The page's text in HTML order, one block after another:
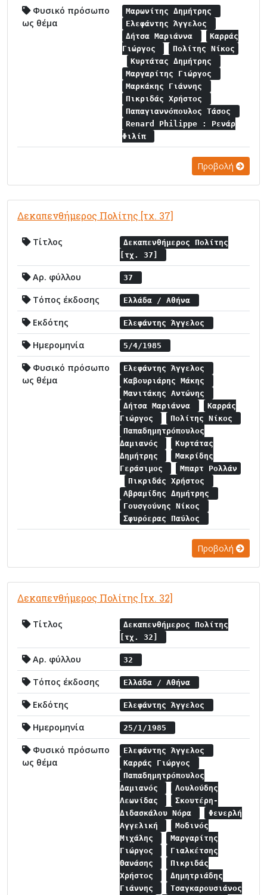
Φυσικό πρόσωπο
ως θέμα
Μαρωνίτης Δημήτρης
Ελεφάντης Άγγελος
Δήτσα Μαριάννα
Καρράς
Γιώργος
Πολίτης Νίκος
Κυρτάτας Δημήτρης
Μαργαρίτης Γιώργος
Μαρκάκης Γιάννης
Πικριδάς Χρήστος
Παπαγιαννόπουλος Τάσος
Renard Philippe : Ρενάρ
Φιλίπ
Προβολή
Δεκαπενθήμερος Πολίτης [τχ. 37]
Τίτλος
Δεκαπενθήμερος Πολίτης
[τχ. 37]
Αρ. φύλλου 37
Τόπος έκδοσης Ελλάδα / Αθήνα
Εκδότης Ελεφάντης Άγγελος
Ημερομηνία 5/4/1985
Φυσικό πρόσωπο
ως θέμα
Ελεφάντης Άγγελος
Καβουριάρης Μάκης
Μανιτάκης Αντώνης
Δήτσα Μαριάννα
Καρράς
Γιώργος
Πολίτης Νίκος
Παπαδημητρόπουλος
Δαμιανός
Κυρτάτας
Δημήτρης
Μακρίδης
Γεράσιμος
Μπαρτ Ρολλάν
Πικριδάς Χρήστος
Αβραμίδης Δημήτρης
Γουσγούνης Νίκος
Σφυρόερας Παύλος
Προβολή
Δεκαπενθήμερος Πολίτης [τχ. 32]
Τίτλος
Δεκαπενθήμερος Πολίτης
[τχ. 32]
Αρ. φύλλου 32
Τόπος έκδοσης Ελλάδα / Αθήνα
Εκδότης Ελεφάντης Άγγελος
Ημερομηνία 25/1/1985
Φυσικό πρόσωπο
ως θέμα
Ελεφάντης Άγγελος
Καρράς Γιώργος
Παπαδημητρόπουλος
Δαμιανός
Λουλούδης
Λεωνίδας
Σκουτέρη-
Διδασκάλου Νόρα
Φενερλή
Αγγελική
Μοδινός
Μιχάλης
Μαργαρίτης
Γιώργος
Γιαλκέτσης
Θανάσης
Πικριδάς
Χρήστος
Δημητριάδης
Γιάννης
Τσαγκαρουσιάνος